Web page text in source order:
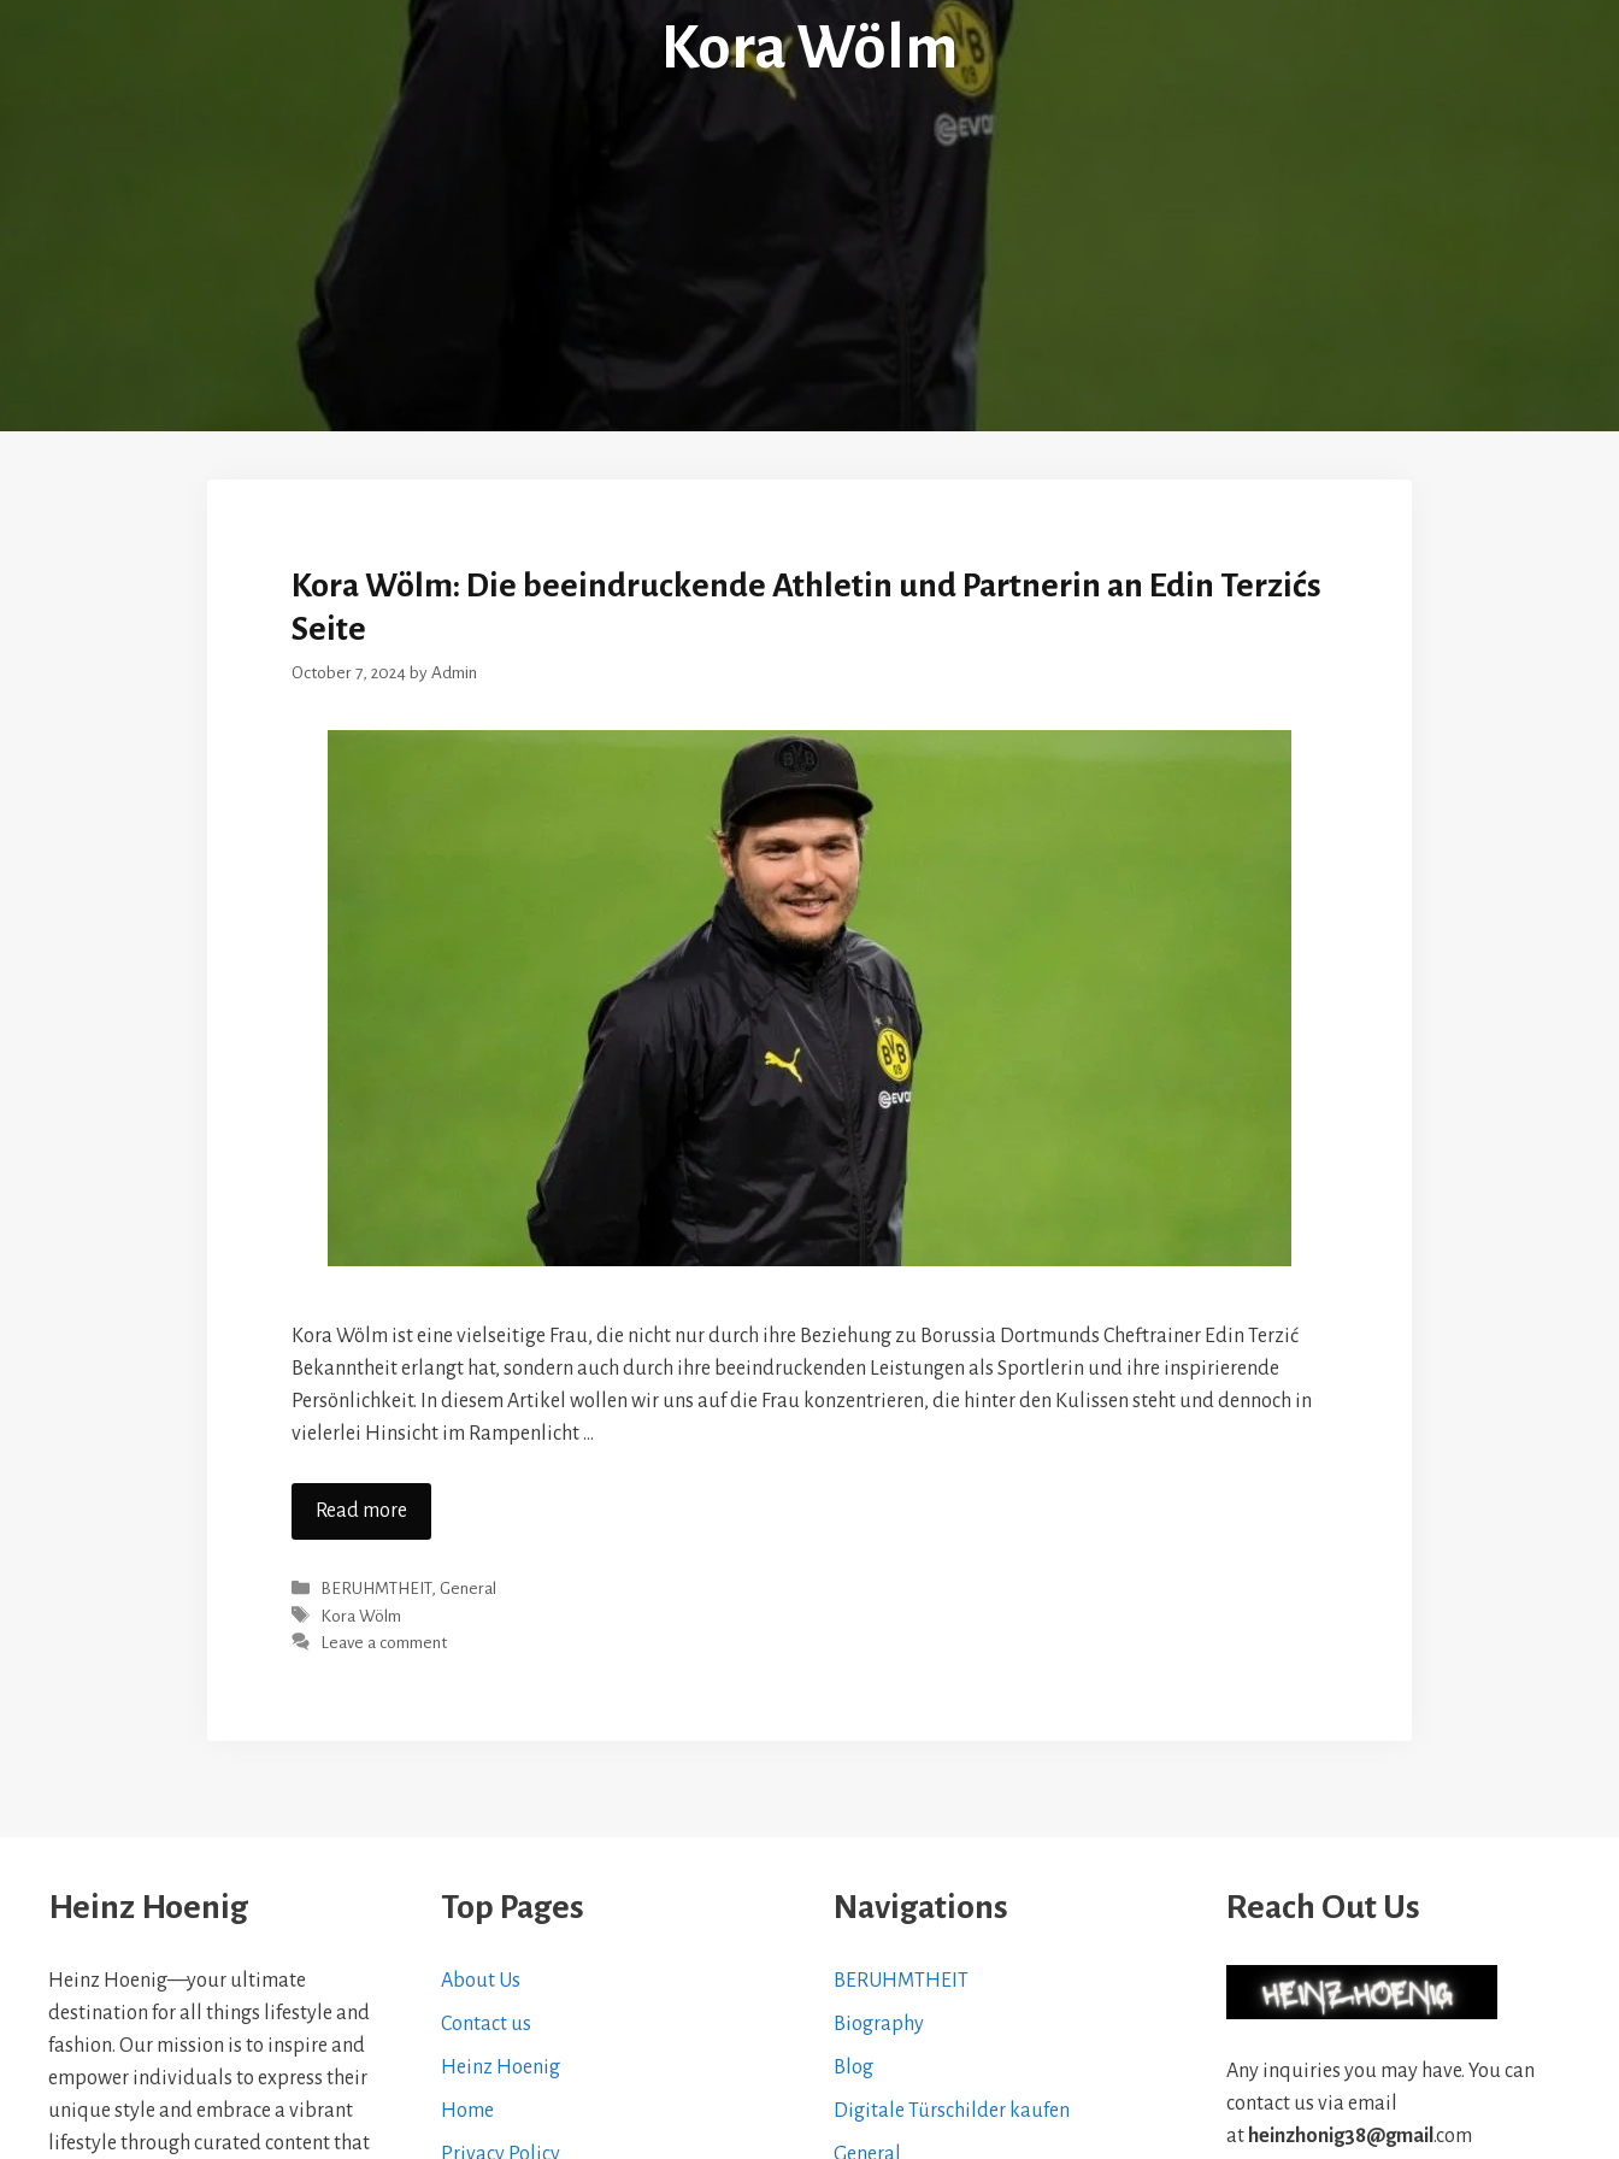
Kora Wölm
Kora Wölm: Die beeindruckende Athletin und Partnerin an Edin Terzićs
Seite
October 7, 2024 by Admin
Kora Wölm ist eine vielseitige Frau, die nicht nur durch ihre Beziehung zu Borussia Dortmunds Cheftrainer Edin Terzić
Bekanntheit erlangt hat, sondern auch durch ihre beeindruckenden Leistungen als Sportlerin und ihre inspirierende
Persönlichkeit. In diesem Artikel wollen wir uns auf die Frau konzentrieren, die hinter den Kulissen steht und dennoch in
vielerlei Hinsicht im Rampenlicht …
Read more
Categories
BERUHMTHEIT, General
Tags
Kora Wölm
Leave a comment
Heinz Hoenig
Heinz Hoenig—your ultimate
destination for all things lifestyle and
fashion. Our mission is to inspire and
empower individuals to express their
unique style and embrace a vibrant
lifestyle through curated content that
Top Pages
About Us
Contact us
Heinz Hoenig
Home
Privacy Policy
Navigations
BERUHMTHEIT
Biography
Blog
Digitale Türschilder kaufen
General
Reach Out Us
Any inquiries you may have. You can
contact us via email
at heinzhonig38@gmail .com